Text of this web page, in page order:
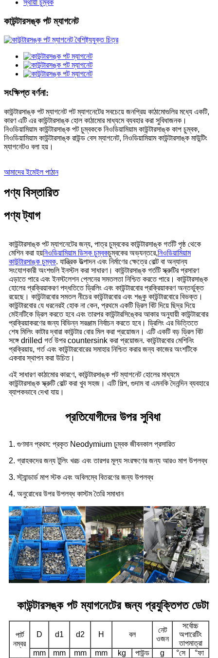
স্থায়ী চুম্বক
কাউন্টারসঙ্ক পট ম্যাগনেট
সংক্ষিপ্ত বর্ণনা:
কাউন্টারসাঙ্ক পট ম্যাগনেট পট ম্যাগনেটের সবচেয়ে জনপ্রিয় কাঠামোগুলির মধ্যে একটি,
কারণ এটি এর কাউন্টারসাঙ্ক হোল কাঠামোর মাধ্যমে ব্যবহার করা সুবিধাজনক।
নিওডিয়ামিয়াম কাউন্টারসাঙ্ক পট চুম্বককে নিওডিয়ামিয়াম কাউন্টারসাঙ্ক কাপ চুম্বক,
নিওডিয়ামিয়াম কাউন্টারসাঙ্ক রাউন্ড বেস ম্যাগনেট, নিওডিয়ামিয়াম কাউন্টারসাঙ্ক মাউন্টিং
ম্যাগনেটও বলা হয়।
আমাদের ইমেইল পাঠান
পণ্য বিস্তারিত
পণ্য ট্যাগ
কাউন্টারসাঙ্ক পট ম্যাগনেটের জন্য, পাত্র চুম্বকের কাউন্টারসাঙ্ক গর্তটি পৃষ্ঠ থেকে
মেশিন করা হয়নিওডিয়ামিয়াম ডিস্ক চুম্বকচুম্বকের অভ্যন্তরে,নিওডিয়ামিয়াম
কাউন্টারসাঙ্ক চুম্বক. যান্ত্রিক উত্পাদন এবং নির্মাণের ক্ষেত্রে বোল্ট বা অন্যান্য
সংযোগকারী অংশগুলি ইনস্টল করা সাধারণ। কাউন্টারসাঙ্ক গর্তটি স্ক্রুটির প্রসারণ
এড়াতে পারে এবং ইনস্টলেশন প্লেনের সমতলতা নিশ্চিত করতে পারে। কাউন্টারসাঙ্ক
হোলের প্রক্রিয়াকরণ পদ্ধতিতে ড্রিলিং এবং কাউন্টারবোর প্রক্রিয়াকরণ অন্তর্ভুক্ত
রয়েছে। কাউন্টারবোর সমতল নীচের কাউন্টারবোর এবং শঙ্কু কাউন্টারবোরে বিভক্ত।
কাউন্টারবোর যে ধরনেরই হোক না কেন, প্রথমে একটি ড্রিল বিট দিয়ে ছিদ্র দিয়ে
মেইনটিকে ড্রিল করতে হবে এবং তারপর কাউন্টারসিঙ্কের আকার অনুযায়ী কাউন্টারবোর
প্রক্রিয়াকরণের জন্য বিভিন্ন সরঞ্জাম নির্বাচন করতে হবে। ড্রিলিং এর ভিত্তিতে
শেষ মিলিং কাটার দ্বারা কাউন্টার বোর মিল করা প্রয়োজন। এটি একটি বড় ড্রিল বিট
সঙ্গে drilled গর্ত উপর countersink করা প্রয়োজন. কাউন্টারবোর মেশিনিং
প্রক্রিয়ায়, গর্ত এবং কাউন্টারবোরের সমাহার নিশ্চিত করার জন্য কাজের অংশটিকে
একবার স্থাপন করা উচিত।
এই সাধারণ কাঠামোর কারণে, কাউন্টারসাঙ্ক পট ম্যাগনেট হোলের মাধ্যমে
কাউন্টারসাঙ্ক স্ক্রুটি বোল্ট করা খুব সহজ। এটি শিল্প, গুদাম বা এমনকি দৈনন্দিন ব্যবহারে
ব্যাপকভাবে দেখা যায়।
প্রতিযোগীদের উপর সুবিধা
1. গুণমান প্রথম: প্রকৃত Neodymium চুম্বক জীবনকাল প্রসারিত
2. গ্রাহকদের জন্য টুলিং খরচ এবং তারপর মূল্য সংরক্ষণের জন্য আরও মাপ উপলব্ধ
3. স্ট্যান্ডার্ড মাপ স্টক এবং অবিলম্বে বিতরণের জন্য উপলব্ধ
4. অনুরোধের উপর উপলব্ধ কাস্টম তৈরি সমাধান
কাউন্টারসঙ্ক পট ম্যাগনেটের জন্য প্রযুক্তিগত ডেটা
পার্ট
নম্বর
D d1 d2 H বল
নেট
ওজন
সর্বোচ্চ
অপারেটিং
তাপমাত্রা
mm
mm mm mm kg পাউন্ড g °সে
°ফা